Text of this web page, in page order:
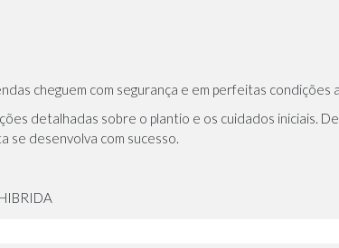
cheguem com segurança e em perfeitas condições
detalhadas sobre o plantio e os cuidados iniciais.
se desenvolva com sucesso.